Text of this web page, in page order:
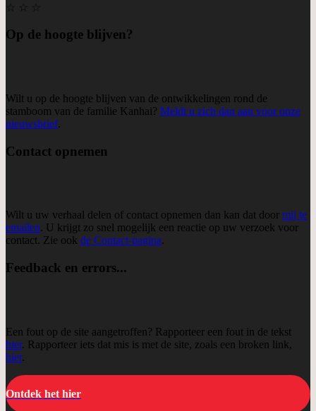
Op de hoogte blijven?
Wilt u op de hoogte blijven van de ontwikkelingen rond de
stamboom van de familie Kanhai? Meldt u zich dan aan voor onze
nieuwsbrief.
Contact opnemen
Wilt u uw verhaal delen of contact opnemen dan kan dat door mij te
emailen. U krijgt zo snel mogelijk een reactie op uw verzoek voor
contact. Zie ook de Contact-pagina.
Feedback en errors...
Een fout op de site aangetroffen? Rapporteer een fout in de tekst
hier. Rapporteer iets dat mis is met de site, zoals een broken link,
hier.
Ontdek het hier